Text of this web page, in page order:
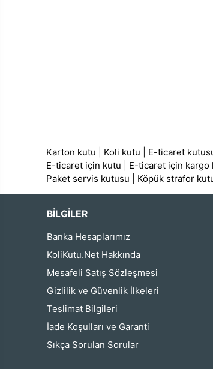
Karton kutu Koli kutu E-ticaret
E-ticaret için kutu
E-ticaret için kargo
Paket servis kutusu
Köpük strafor
BİLGİLER
Banka Hesaplarımız
KoliKutu.Net Hakkında
Mesafeli Satış Sözleşmesi
Gizlilik ve Güvenlik İlkeleri
Teslimat Bilgileri
İade Koşulları ve Garanti
Sıkça Sorulan Sorular